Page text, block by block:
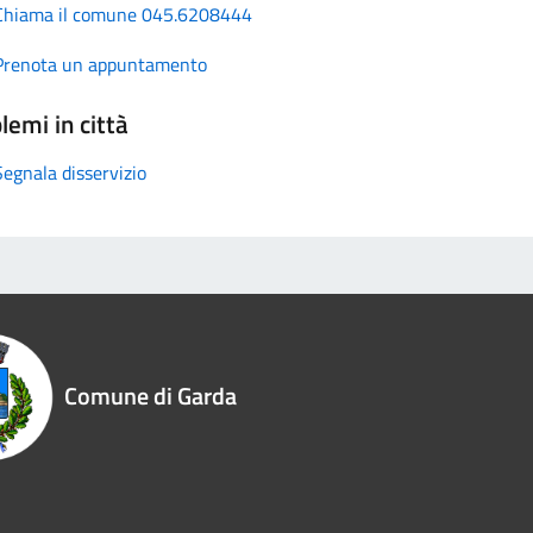
il comune 045.6208444
un appuntamento
in città
disservizio
Comune di Garda